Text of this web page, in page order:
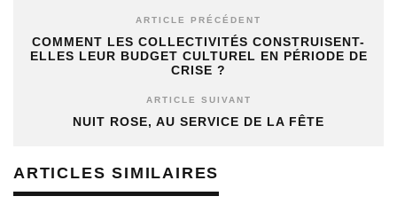
ARTICLE PRÉCÉDENT
COMMENT LES COLLECTIVITÉS CONSTRUISENT-
ELLES LEUR BUDGET CULTUREL EN PÉRIODE DE
CRISE ?
ARTICLE SUIVANT
NUIT ROSE, AU SERVICE DE LA FÊTE
ARTICLES SIMILAIRES